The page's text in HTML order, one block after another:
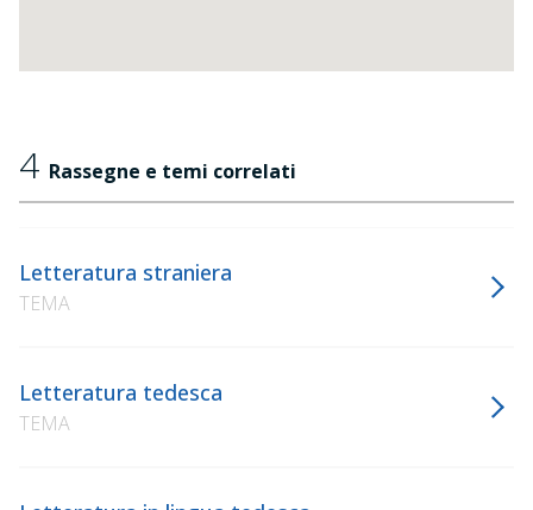
4 Rassegne e temi correlati
Letteratura straniera
TEMA
Letteratura tedesca
TEMA